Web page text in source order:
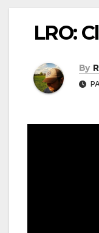
LRO:
By